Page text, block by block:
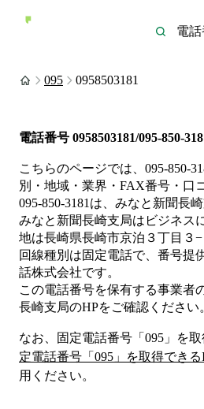
095 0958503181
電話番号 0958503181/095-850-
こちらのページでは、 095-850-
別・地域・業界・FAX番号・口
095-850-3181 は、 みなと新聞長
みなと新聞長崎支局は ビジネス
地は長崎県長崎市京泊３丁目３−
回線種別は固定電話で、番号提
話株式会社です。
この電話番号を保有する事業者
長崎支局のHPをご確認ください
なお、固定電話番号「 095 」を
定電話番号「 095 」を取得でき
用ください。